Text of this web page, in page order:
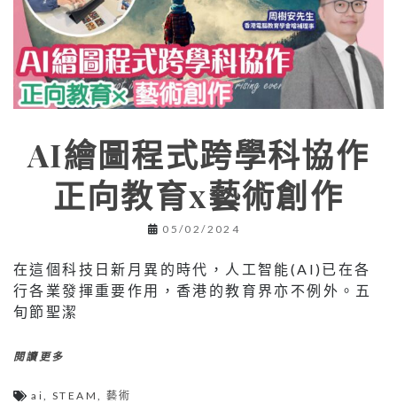
AI繪圖程式跨學科協作
正向教育x藝術創作
05/02/2024
在這個科技日新月異的時代，人工智能(AI)已在各
行各業發揮重要作用，香港的教育界亦不例外。五
旬節聖潔
閱讀更多
ai ,STEAM 藝術